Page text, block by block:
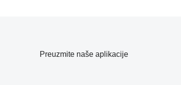
Preuzmite naše aplikacije